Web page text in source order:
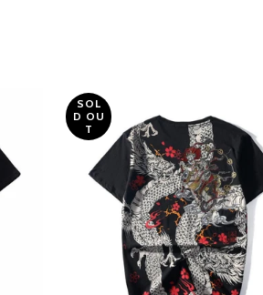
SOL
D OU
T